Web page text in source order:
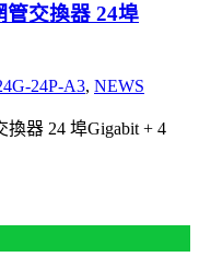
交換器 24埠
24P-A3, NEWS
器 24 埠Gigabit + 4